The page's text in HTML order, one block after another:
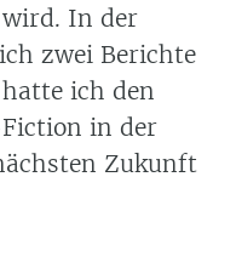
In der
zwei Berichte
ich den
in der
Zukunft